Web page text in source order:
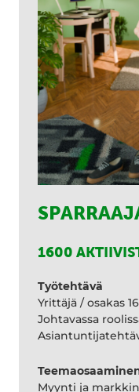
1600
Työtehtävä
Yrittäjä / osakas
Johtavassa
Myynti ja